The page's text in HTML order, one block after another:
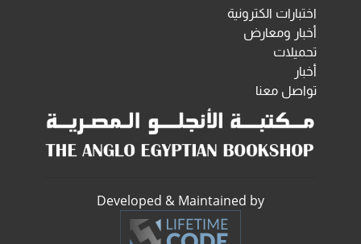
اختبارات الكترونية
أخبار ومعارض
تحميلات
أخبار
تواصل معنا
Developed & Maintained by